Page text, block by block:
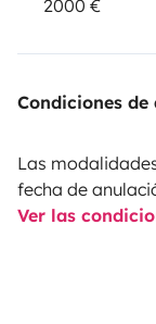
2000 €
Condiciones de
Las
fecha de
Ver las